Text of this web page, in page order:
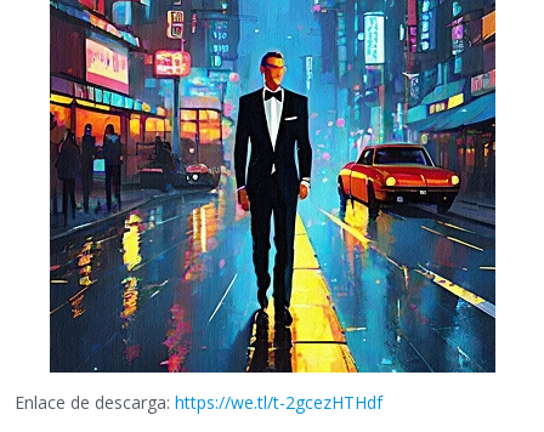
Enlace de descarga: https://we.tl/t-2gcezHTHdf